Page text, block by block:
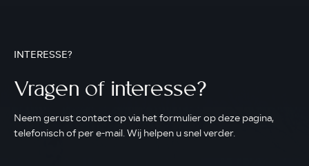
INTERESSE?
Vragen of interesse?
Neem gerust contact op via het formulier op deze pagina,
telefonisch of per e-mail. Wij helpen u snel verder.